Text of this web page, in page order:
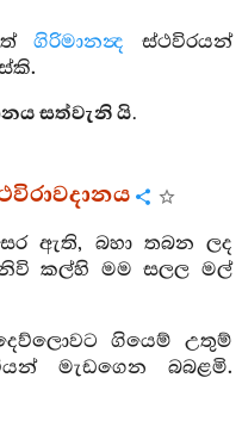
ගිරිමානන්‍ද ස්ථවිරයන්
සත්වැනි යි.
ඇති, බහා තබන ලද
කල්හි මම සලල මල්
ගියෙම් උතුම්
මැඩගෙන බබළමි.